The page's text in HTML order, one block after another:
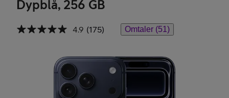
Dypblå, 256 GB
4.9 (175) Omtaler (51)